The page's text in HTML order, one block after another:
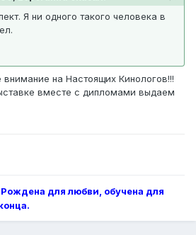
Я ни одного такого человека в
на Настоящих Кинологов!!!
вместе с дипломами выдаем
для любви, обучена для